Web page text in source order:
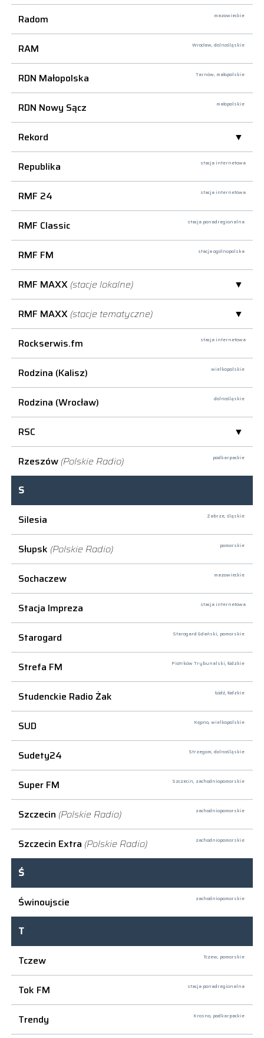
Radom mazowieckie
RAM Wrocław, dolnośląskie
RDN Małopolska Tarnów, małopolskie
RDN Nowy Sącz małopolskie
Rekord
Republika
stacja internetowa
RMF 24 stacja internetowa
RMF Classic stacja ponadregionalna
RMF FM stacja ogólnopolska
RMF MAXX (stacje lokalne)
RMF MAXX (stacje tematyczne)
Rockserwis.fm
stacja internetowa
Rodzina (Kalisz) wielkopolskie
Rodzina (Wrocław) dolnośląskie
RSC
Rzeszów (Polskie Radio) podkarpackie
S
Silesia
Zabrze, śląskie
Słupsk (Polskie Radio) pomorskie
Sochaczew mazowieckie
Stacja Impreza stacja internetowa
Starogard Starogard Gdański, pomorskie
Strefa FM Piotrków Trybunalski, łódzkie
Studenckie Radio Żak Łódź, łódzkie
SUD Kępno, wielkopolskie
Sudety24 Strzegom, dolnośląskie
Super FM Szczecin, zachodniopomorskie
Szczecin (Polskie Radio) zachodniopomorskie
Szczecin Extra (Polskie Radio) zachodniopomorskie
Ś
Świnoujscie
zachodniopomorskie
T
Tczew
Tczew, pomorskie
Tok FM stacja ponadregionalna
Trendy Krosno, podkarpackie